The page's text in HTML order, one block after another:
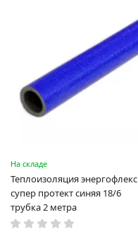
На складе
Теплоизоляция энергофлекс
супер протект синяя 18/6
трубка 2 метра